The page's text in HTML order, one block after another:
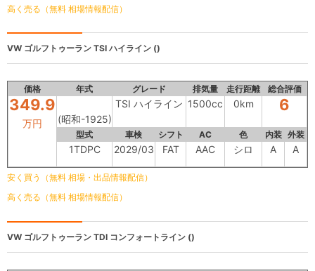
高く売る（無料 相場情報配信）
VW ゴルフトゥーラン TSI ハイライン ()
価格 年式 グレード 排気量 走行距離 総合評価
349.9
万円 (昭和-1925)
TSI ハイライン 1500cc 0km 6
型式 車検 シフト AC 色 内装 外装
1TDPC 2029/03 FAT AAC シロ A A
安く買う（無料 相場・出品情報配信）
高く売る（無料 相場情報配信）
VW ゴルフトゥーラン TDI コンフォートライン ()